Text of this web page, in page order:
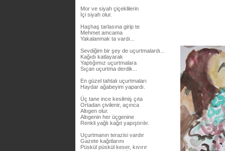
Mor ve siyah çiçeklilerin
İçi siyah olur.
Haşhaş tarlasına girip te
Mehmet amcama
Yakalanmak ta vardı...
Sevdiğim bir şey de uçurtmalardı...
Kağıdı katlayarak
Yaptığımız uçurtmalara
Sıçan uçurtma derdik...
En güzel tahtalı uçurtmaları
Haydar ağabeyim yapardı.
Üç tane ince kesilmiş çıta
Ortadan çivilenir, açınca
Altıgen olur.
Altıgenin her üçgenine
Renkli yağlı kağıt yapıştırılır.
Uçurtmanın terazisi vardır
Gazete kağıtlarını
Püskül püskül keser, kıvırır